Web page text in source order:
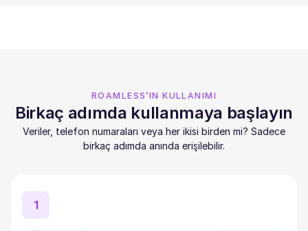
ROAMLESS’IN KULLANIMI
Birkaç adımda kullanmaya başlayın
Veriler, telefon numaraları veya her ikisi birden mi? Sadece
birkaç adımda anında erişilebilir.
1